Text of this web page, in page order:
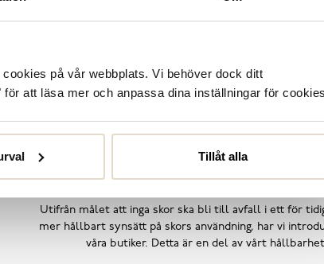
på vår webbplats. Vi behöver dock ditt
att läsa mer och anpassa dina inställningar för
Tillåt alla
Shoe Reuse
Utifrån målet att inga skor ska bli till avfall i ett för
mer hållbart synsätt på skors användning, har vi
våra butiker. Detta är en del av vårt